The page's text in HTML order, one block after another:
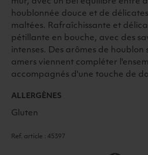
houblonnée douce et de
maltées. Rafraîchissante et
pétillante en bouche, avec des
intenses. Des arômes de houblon
amers viennent compléter
accompagnés d'une touche de
ALLERGÈNES
Gluten
Ref. article : 45397